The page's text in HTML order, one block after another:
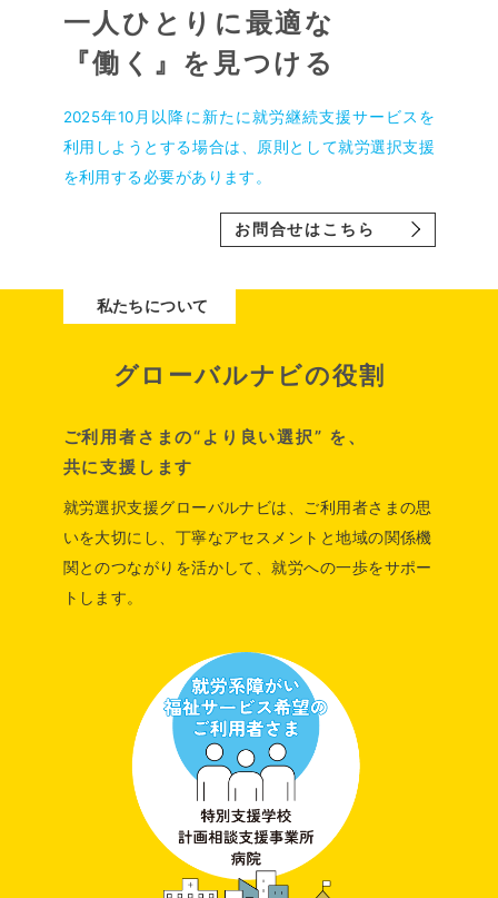
一人ひとりに最適な
『働く』を見つける
2025年10月以降に新たに就労継続支援サービスを
利用しようとする場合は、原則として就労選択支援
を利用する必要があります。
お問合せはこちら
私たちについて
グローバルナビの役割
ご利用者さまの“より良い選択” を、
共に支援します
就労選択支援グローバルナビは、ご利用者さまの思
いを大切にし、 丁寧なアセスメントと地域の関係機
関とのつながりを活かして、就労への一歩をサポー
トします。